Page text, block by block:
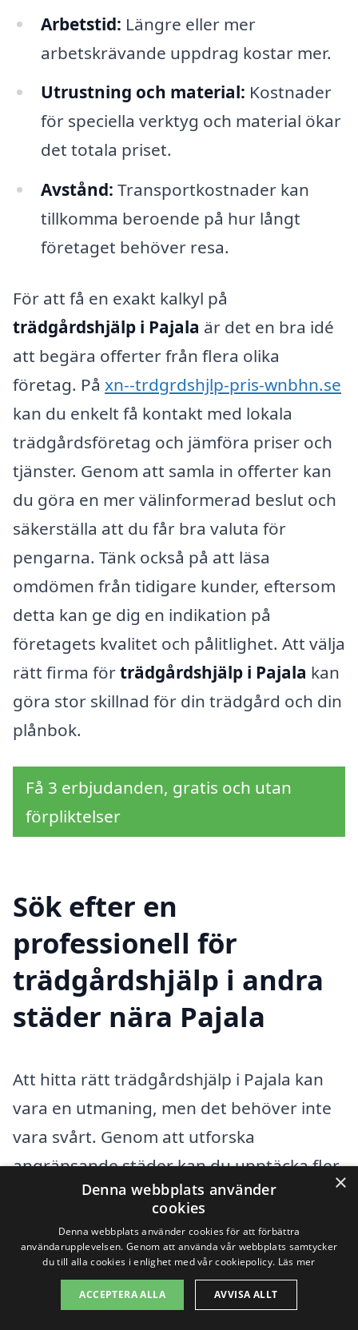
Arbetstid: Längre eller mer
arbetskrävande uppdrag kostar mer.
Utrustning och material: Kostnader
för speciella verktyg och material ökar
det totala priset.
Avstånd: Transportkostnader kan
tillkomma beroende på hur långt
företaget behöver resa.
För att få en exakt kalkyl på
trädgårdshjälp i Pajala är det en bra idé
att begära offerter från flera olika
företag. På xn--trdgrdshjlp-pris-wnbhn.se
kan du enkelt få kontakt med lokala
trädgårdsföretag och jämföra priser och
tjänster. Genom att samla in offerter kan
du göra en mer välinformerad beslut och
säkerställa att du får bra valuta för
pengarna. Tänk också på att läsa
omdömen från tidigare kunder, eftersom
detta kan ge dig en indikation på
företagets kvalitet och pålitlighet. Att välja
rätt firma förträdgårdshjälp i Pajala kan
göra stor skillnad för din trädgård och din
plånbok.
Få 3 erbjudanden, gratis och utan
förpliktelser
Sök efter en
professionell för
trädgårdshjälp i andra
städer nära Pajala
Att hitta rätt trädgårdshjälp i Pajala kan
vara en utmaning, men det behöver inte
vara svårt. Genom att utforska
angränsande städer kan du upptäcka fler
alternativ och möjlighet till bättre priser
och tjänster. Det finns flera företag som
erbjuder trädgårdshjälp i området, och
många av dem betjänar även närliggande
städer.
×
Denna webbplats använder
cookies
Denna webbplats använder cookies för att förbättra
användarupplevelsen. Genom att använda vår webbplats samtycker
du till alla cookies i enlighet med vår cookiepolicy. Läs mer
ACCEPTERA ALLA AVVISA ALLT